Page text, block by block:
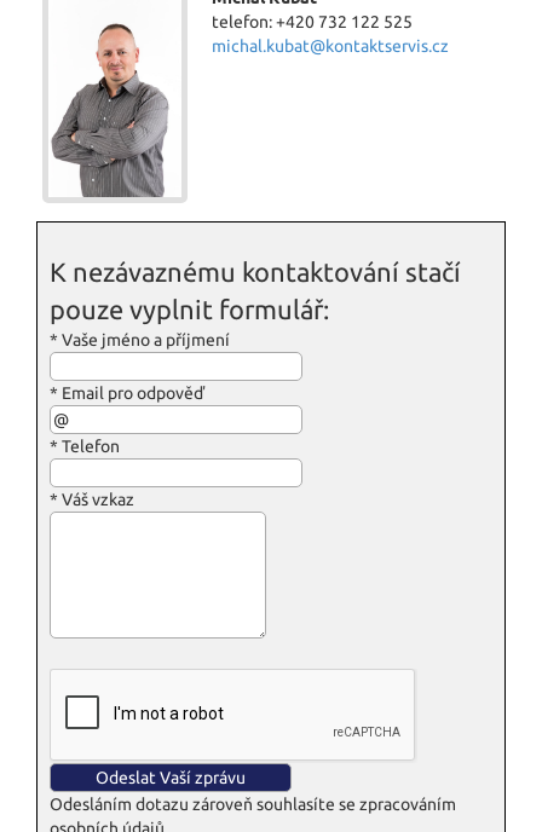
telefon: +420 732 122 525
michal.kubat@kontaktservis.cz
K nezávaznému kontaktování stačí
pouze vyplnit formulář:
* Vaše jméno a příjmení
* Email pro odpověď
* Telefon
* Váš vzkaz
Odesláním dotazu zároveň souhlasíte se zpracováním